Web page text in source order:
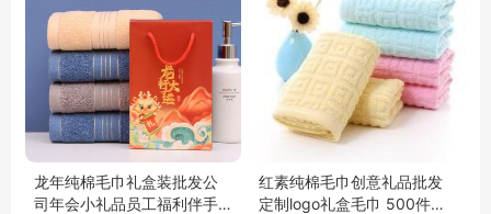
龙年纯棉毛巾礼盒装批发公
司年会小礼品员工福利伴手
红素纯棉毛巾创意礼品批发
定制logo礼盒毛巾 500件起